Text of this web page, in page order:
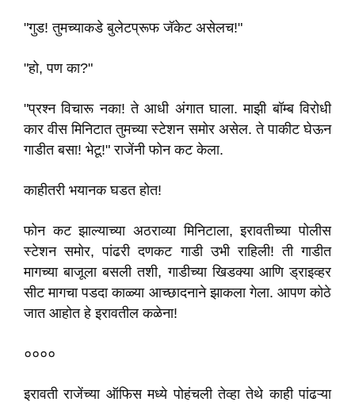
"गुड! तुमच्याकडे बुलेटप्रूफ जॅकेट असेलच!"
"हो, पण का?"
"प्रश्न विचारू नका! ते आधी अंगात घाला. माझी बॉम्ब विरोधी
कार वीस मिनिटात तुमच्या स्टेशन समोर असेल. ते पाकीट घेऊन
गाडीत बसा! भेटू!" राजेंनी फोन कट केला.
काहीतरी भयानक घडत होत!
फोन कट झाल्याच्या अठराव्या मिनिटाला, इरावतीच्या पोलीस
स्टेशन समोर, पांढरी दणकट गाडी उभी राहिली! ती गाडीत
मागच्या बाजूला बसली तशी, गाडीच्या खिडक्या आणि ड्राइव्हर
सीट मागचा पडदा काळ्या आच्छादनाने झाकला गेला. आपण कोठे
जात आहोत हे इरावतील कळेना!
००००
इरावती राजेंच्या ऑफिस मध्ये पोहंचली तेव्हा तेथे काही पांढऱ्या